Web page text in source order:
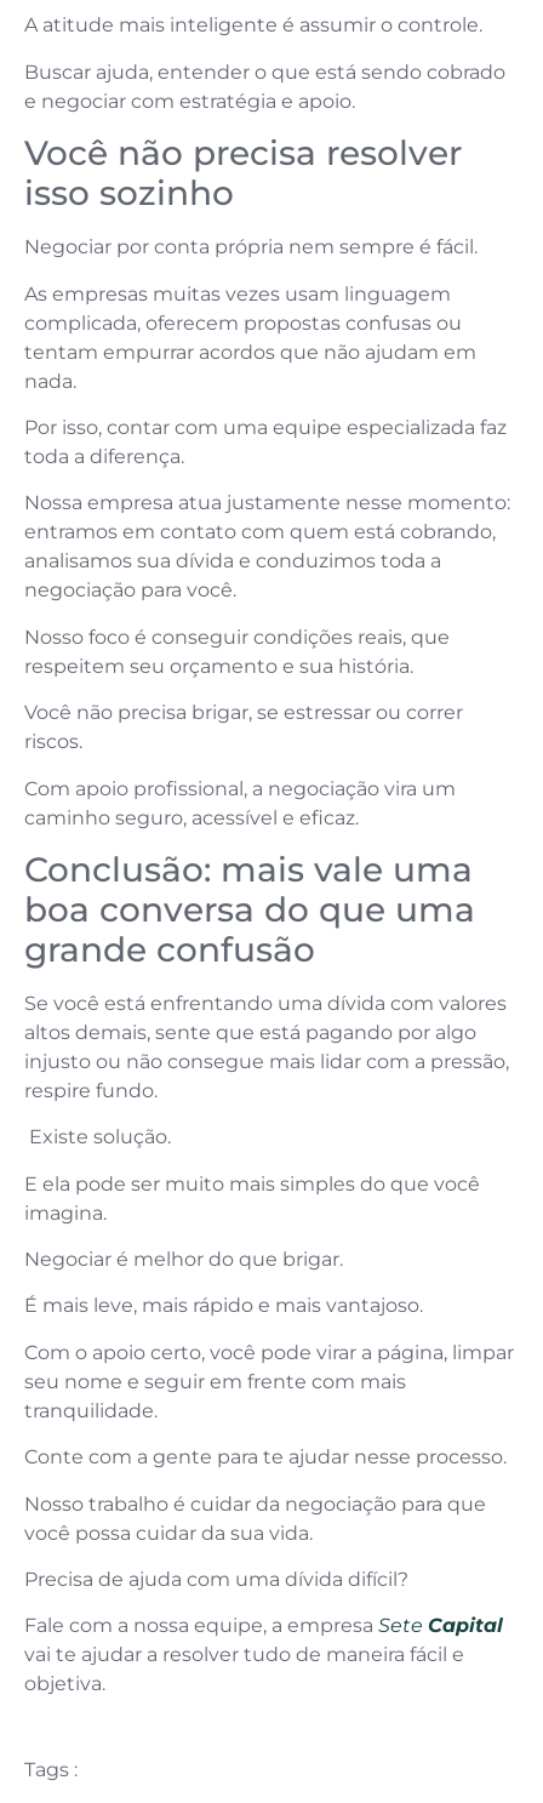
A atitude mais inteligente é assumir o controle.
Buscar ajuda, entender o que está sendo cobrado
e negociar com estratégia e apoio.
Você não precisa resolver
isso sozinho
Negociar por conta própria nem sempre é fácil.
As empresas muitas vezes usam linguagem
complicada, oferecem propostas confusas ou
tentam empurrar acordos que não ajudam em
nada.
Por isso, contar com uma equipe especializada faz
toda a diferença.
Nossa empresa atua justamente nesse momento:
entramos em contato com quem está cobrando,
analisamos sua dívida e conduzimos toda a
negociação para você.
Nosso foco é conseguir condições reais, que
respeitem seu orçamento e sua história.
Você não precisa brigar, se estressar ou correr
riscos.
Com apoio profissional, a negociação vira um
caminho seguro, acessível e eficaz.
Conclusão: mais vale uma
boa conversa do que uma
grande confusão
Se você está enfrentando uma dívida com valores
altos demais, sente que está pagando por algo
injusto ou não consegue mais lidar com a pressão,
respire fundo.
Existe solução.
E ela pode ser muito mais simples do que você
imagina.
Negociar é melhor do que brigar.
É mais leve, mais rápido e mais vantajoso.
Com o apoio certo, você pode virar a página, limpar
seu nome e seguir em frente com mais
tranquilidade.
Conte com a gente para te ajudar nesse processo.
Nosso trabalho é cuidar da negociação para que
você possa cuidar da sua vida.
Precisa de ajuda com uma dívida difícil?
Fale com a nossa equipe, a empresa Sete Capital
vai te ajudar a resolver tudo de maneira fácil e
objetiva.
Tags :